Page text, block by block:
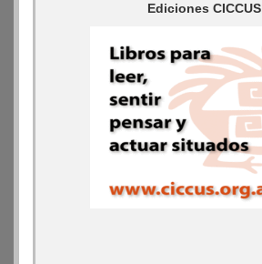
Ediciones CICCUS